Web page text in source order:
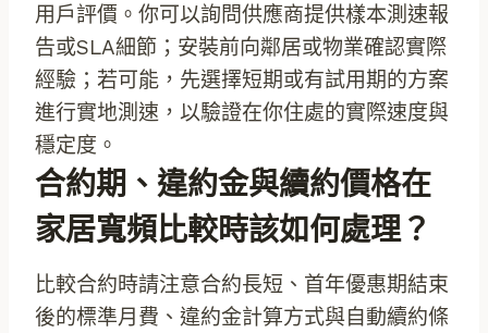
用戶評價。你可以詢問供應商提供樣本測速報
告或SLA細節；安裝前向鄰居或物業確認實際
經驗；若可能，先選擇短期或有試用期的方案
進行實地測速，以驗證在你住處的實際速度與
穩定度。
合約期、違約金與續約價格在
家居寬頻比較時該如何處理？
比較合約時請注意合約長短、首年優惠期結束
後的標準月費、違約金計算方式與自動續約條